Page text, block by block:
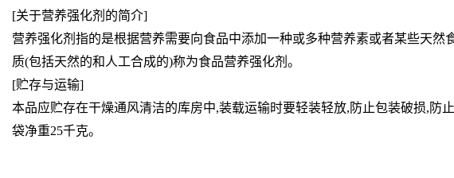
[关于营养强化剂的简介]
营养强化剂指的是根据营养需要向食品中添加一种或多种营养素或者某些天
质(包括天然的和人工合成的)称为食品营养强化剂。
[贮存与运输]
本品应贮存在干燥通风清洁的库房中,装载运输时要轻装轻放,防止包装破损,
袋净重25千克。